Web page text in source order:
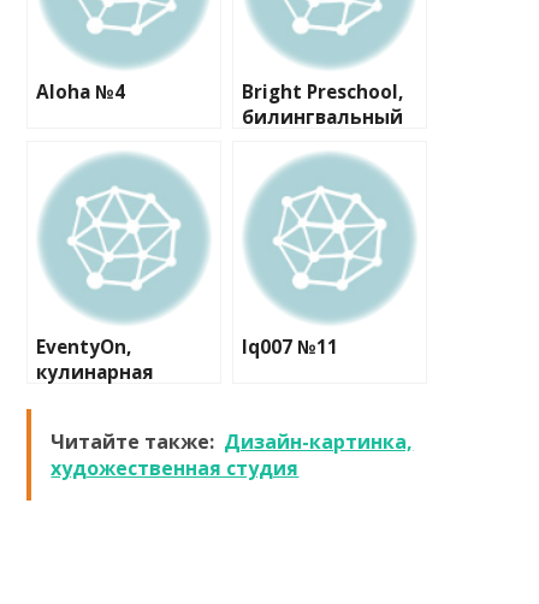
Aloha №4
Bright Preschool,
билингвальный
сад
EventyOn,
кулинарная
Iq007 №11
Читайте также: Дизайн-картинка,
художественная студия